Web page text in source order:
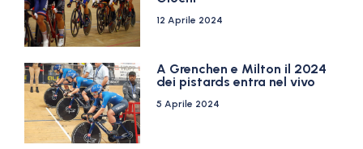
12 Aprile 2024
A Grenchen e Milton il 2024
dei pistards entra nel vivo
5 Aprile 2024